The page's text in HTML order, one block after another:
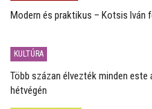
Modern és praktikus – Kotsis Iván
KULTÚRA
Több százan élvezték minden
hétvégén